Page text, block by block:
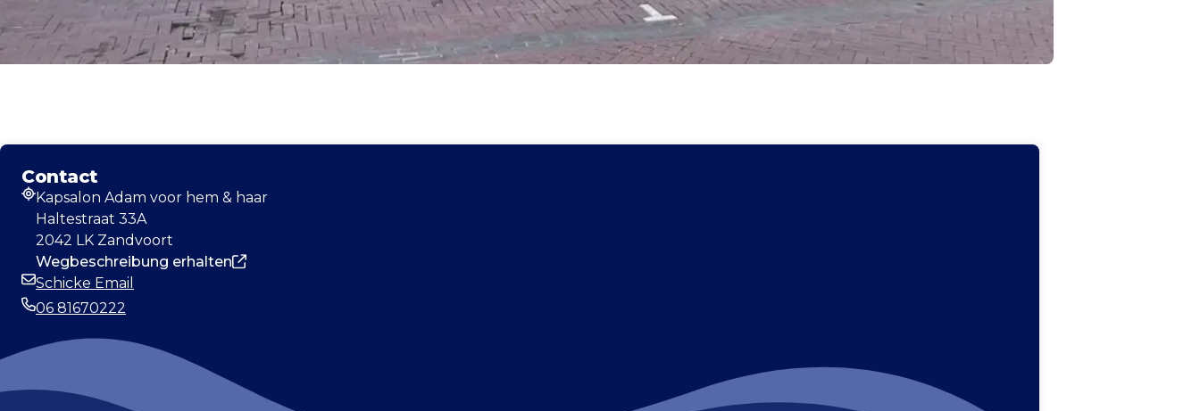
Contact
Adresse
Kapsalon Adam voor hem & haar
Haltestraat 33A
2042 LK Zandvoort
Wegbeschreibung erhalten
E-Mail-Adresse
Schicke Email
06 81670222